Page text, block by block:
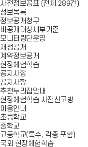
사전정보공표 (전체 289건)
정보목록
정보공개청구
비공개대상세부기준
모니터링단운영
재정공개
계약정보공개
현장체험학습
공지사항
공지사항
추천누리집안내
현장체험학습 사전신고방
이용안내
초등학교
중학교
고등학교(특수, 각종 포함)
국외 현장체험학습